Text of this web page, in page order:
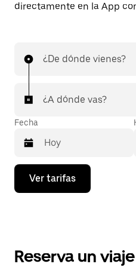
directamente en la App
¿De dónde vienes?
¿A dónde vas?
Fecha
Presiona
flecha
el
Ver tarifas
Reserva un